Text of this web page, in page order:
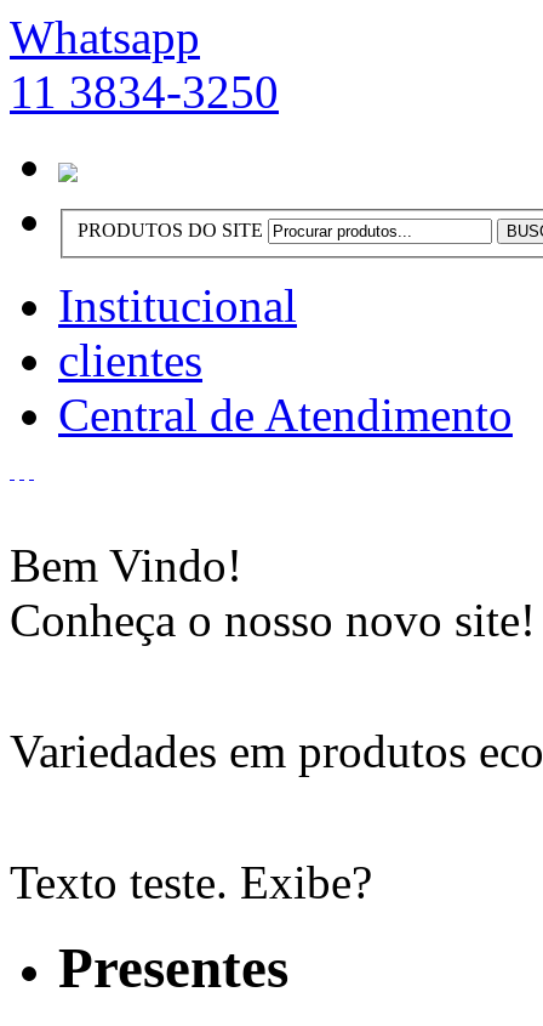
Whatsapp
11 3834-3250
PRODUTOS DO SITE
Institucional
clientes
Central de Atendimento
Bem Vindo!
Conheça o nosso novo site!
Variedades em produtos
Texto teste. Exibe?
Presentes